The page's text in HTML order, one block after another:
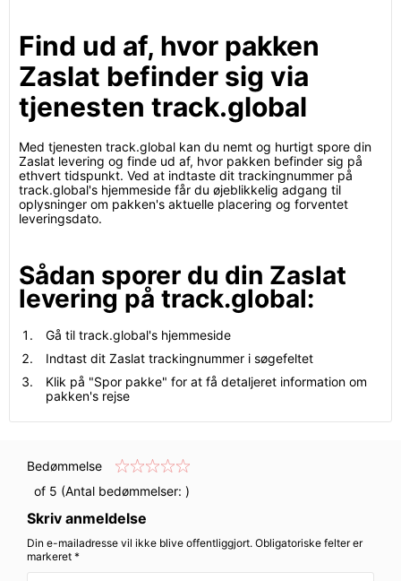
Find ud af, hvor pakken
Zaslat befinder sig via
tjenesten track.global
Med tjenesten track.global kan du nemt og hurtigt spore din
Zaslat levering og finde ud af, hvor pakken befinder sig på
ethvert tidspunkt. Ved at indtaste dit trackingnummer på
track.global's hjemmeside får du øjeblikkelig adgang til
oplysninger om pakken's aktuelle placering og forventet
leveringsdato.
Sådan sporer du din Zaslat
levering på track.global:
Gå til track.global's hjemmeside
Indtast dit Zaslat trackingnummer i søgefeltet
Klik på "Spor pakke" for at få detaljeret information om
pakken's rejse
Bedømmelse
of 5 (Antal bedømmelser: )
Skriv anmeldelse
Din e-mailadresse vil ikke blive offentliggjort. Obligatoriske felter er
markeret *